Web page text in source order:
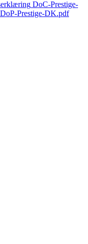
DoC-Prestige-
DoP-Prestige-DK.pdf